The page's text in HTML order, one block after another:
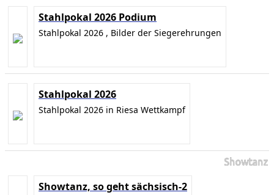
Stahlpokal 2026 Podium
Stahlpokal 2026 , Bilder der Siegerehrungen
Stahlpokal 2026
Stahlpokal 2026 in Riesa Wettkampf
Showtanz
Showtanz, so geht sächsisch-2